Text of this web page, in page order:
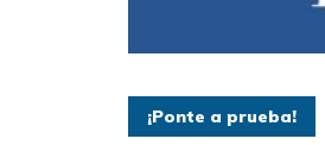
¡Ponte a prueba!